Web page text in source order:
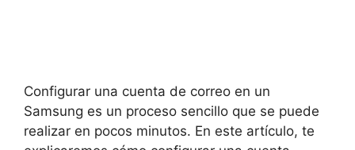
Configurar una cuenta de correo en un
Samsung es un proceso sencillo que se puede
realizar en pocos minutos. En este artículo, te